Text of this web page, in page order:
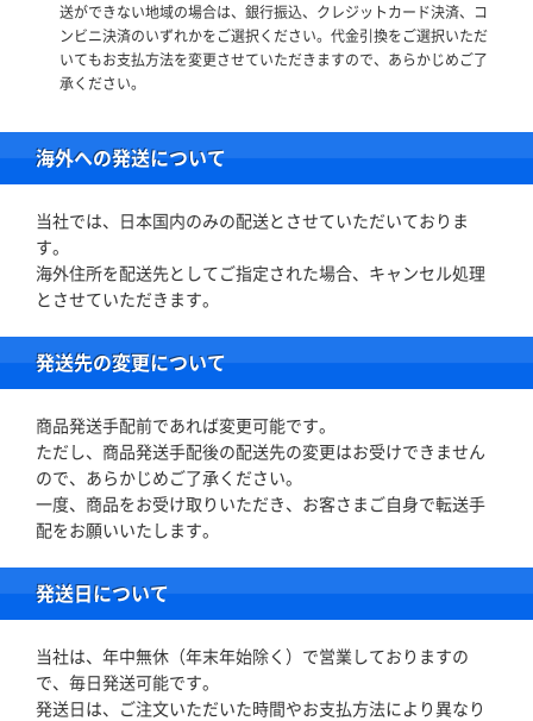
送ができない地域の場合は、銀行振込、クレジットカード決済、コ
ンビニ決済のいずれかをご選択ください。代金引換をご選択いただ
いてもお支払方法を変更させていただきますので、あらかじめご了
承ください。
海外への発送について
当社では、日本国内のみの配送とさせていただいておりま
す。
海外住所を配送先としてご指定された場合、キャンセル処理
とさせていただきます。
発送先の変更について
商品発送手配前であれば変更可能です。
ただし、商品発送手配後の配送先の変更はお受けできません
ので、あらかじめご了承ください。
一度、商品をお受け取りいただき、お客さまご自身で転送手
配をお願いいたします。
発送日について
当社は、年中無休（年末年始除く）で営業しておりますの
で、毎日発送可能です。
発送日は、ご注文いただいた時間やお支払方法により異なり